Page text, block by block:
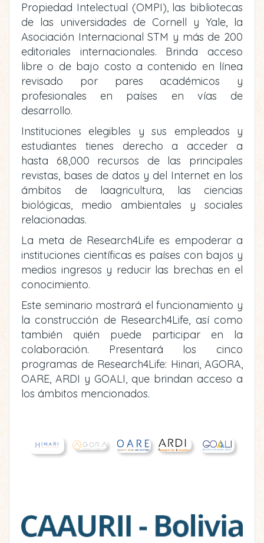
Propiedad Intelectual (OMPI), las bibliotecas
de las universidades de Cornell y Yale, la
Asociación Internacional STM y más de 200
editoriales internacionales. Brinda acceso
libre o de bajo costo a contenido en línea
revisado por pares académicos y
profesionales en países en vías de
desarrollo.
Instituciones elegibles y sus empleados y
estudiantes tienes derecho a acceder a
hasta 68,000 recursos de las principales
revistas, bases de datos y del Internet en los
ámbitos de laagricultura, las ciencias
biológicas, medio ambientales y sociales
relacionadas.
La meta de Research4Life es empoderar a
instituciones científicas es países con bajos y
medios ingresos y reducir las brechas en el
conocimiento.
Este seminario mostrará el funcionamiento y
la construcción de Research4Life, así como
también quién puede participar en la
colaboración. Presentará los cinco
programas de Research4Life: Hinari, AGORA,
OARE, ARDI y GOALI, que brindan acceso a
los ámbitos mencionados.